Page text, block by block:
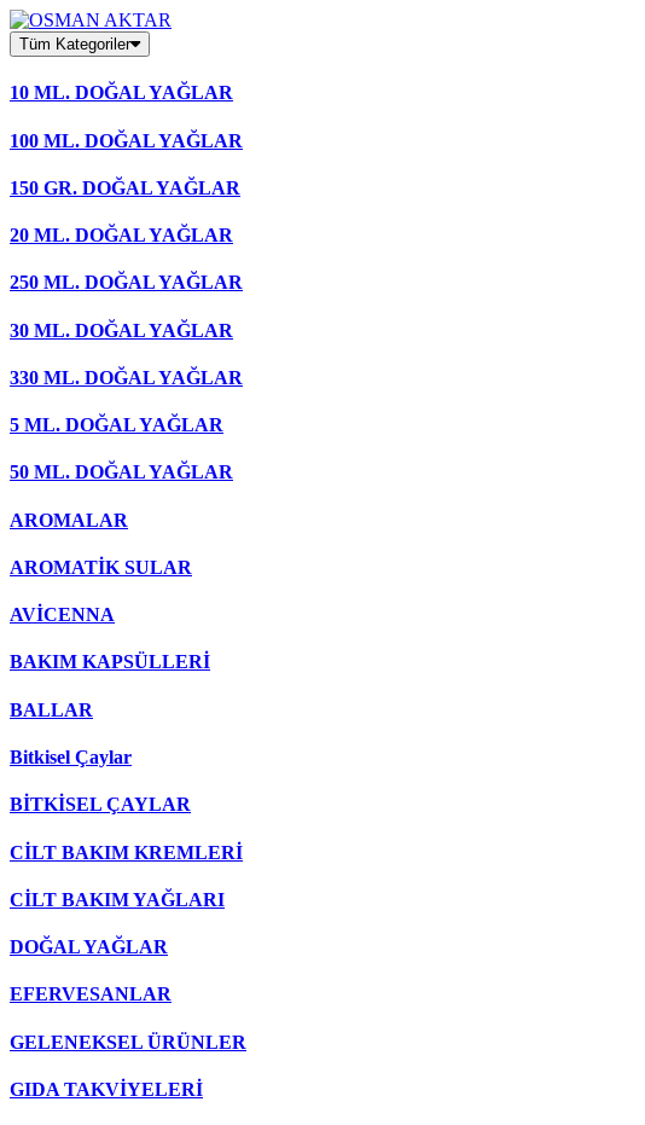
Skip
to
content
Tüm Kategoriler
10 ML. DOĞAL YAĞLAR
100 ML. DOĞAL YAĞLAR
150 GR. DOĞAL YAĞLAR
20 ML. DOĞAL YAĞLAR
250 ML. DOĞAL YAĞLAR
30 ML. DOĞAL YAĞLAR
330 ML. DOĞAL YAĞLAR
5 ML. DOĞAL YAĞLAR
50 ML. DOĞAL YAĞLAR
AROMALAR
AROMATİK SULAR
AVİCENNA
BAKIM KAPSÜLLERİ
BALLAR
Bitkisel Çaylar
BİTKİSEL ÇAYLAR
CİLT BAKIM KREMLERİ
CİLT BAKIM YAĞLARI
DOĞAL YAĞLAR
EFERVESANLAR
GELENEKSEL ÜRÜNLER
GIDA TAKVİYELERİ